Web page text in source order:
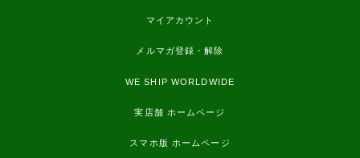
マイアカウント
メルマガ登録・解除
WE SHIP WORLDWIDE
実店舗 ホームページ
スマホ版 ホームページ